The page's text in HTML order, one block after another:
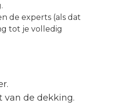
de experts (als dat
tot je volledig
van de dekking.